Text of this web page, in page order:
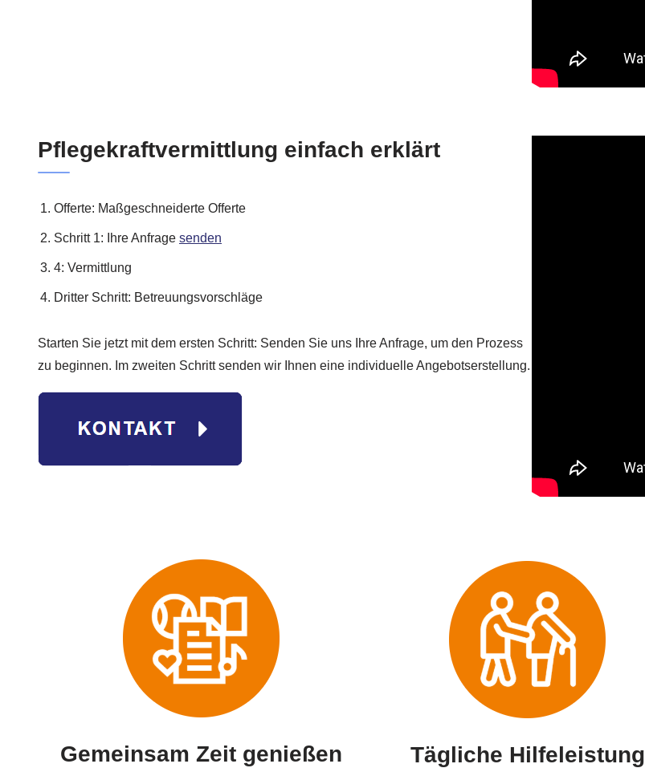
Pflegekraftvermittlung einfach erklärt
Offerte: Maßgeschneiderte Offerte
Schritt 1: Ihre Anfrage senden
4: Vermittlung
Dritter Schritt: Betreuungsvorschläge
Starten Sie jetzt mit dem ersten Schritt: Senden Sie uns Ihre Anfrage, um den Prozess
zu beginnen. Im zweiten Schritt senden wir Ihnen eine individuelle Angebotserstellung.
Gemeinsam Zeit genießen Tägliche Hilfeleistung